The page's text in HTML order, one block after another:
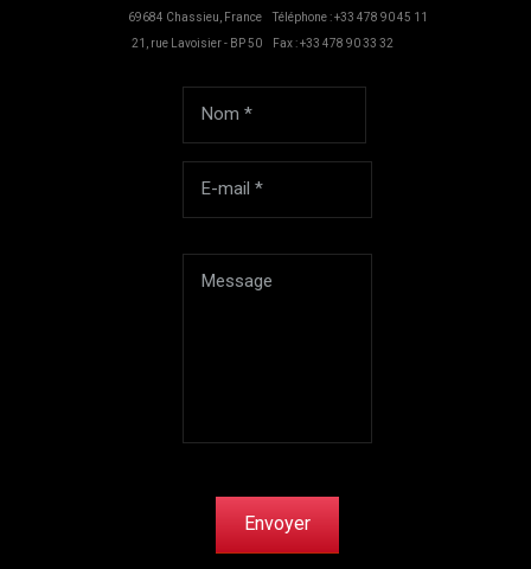
Téléphone : +33 478 90 45 11
Fax : +33 478 90 33 32
69684 Chassieu, France
21, rue Lavoisier - BP 50
Envoyer